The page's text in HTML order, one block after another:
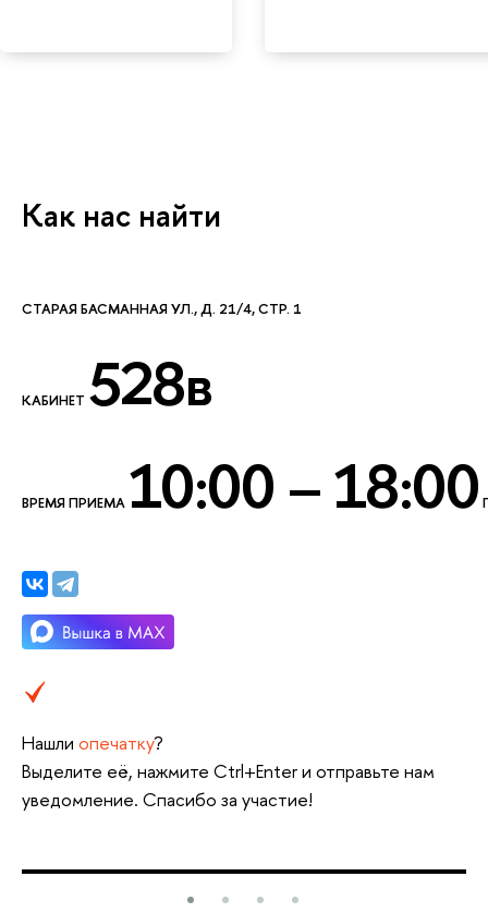
Как нас найти
СТАРАЯ БАСМАННАЯ УЛ., Д. 21/4, СТР. 1
КАБИНЕТ 528в
ВРЕМЯ ПРИЕМА 10:00 – 18:00
Нашли опечатку?
Выделите её, нажмите Ctrl+Enter и отправьте нам
уведомление. Спасибо за участие!